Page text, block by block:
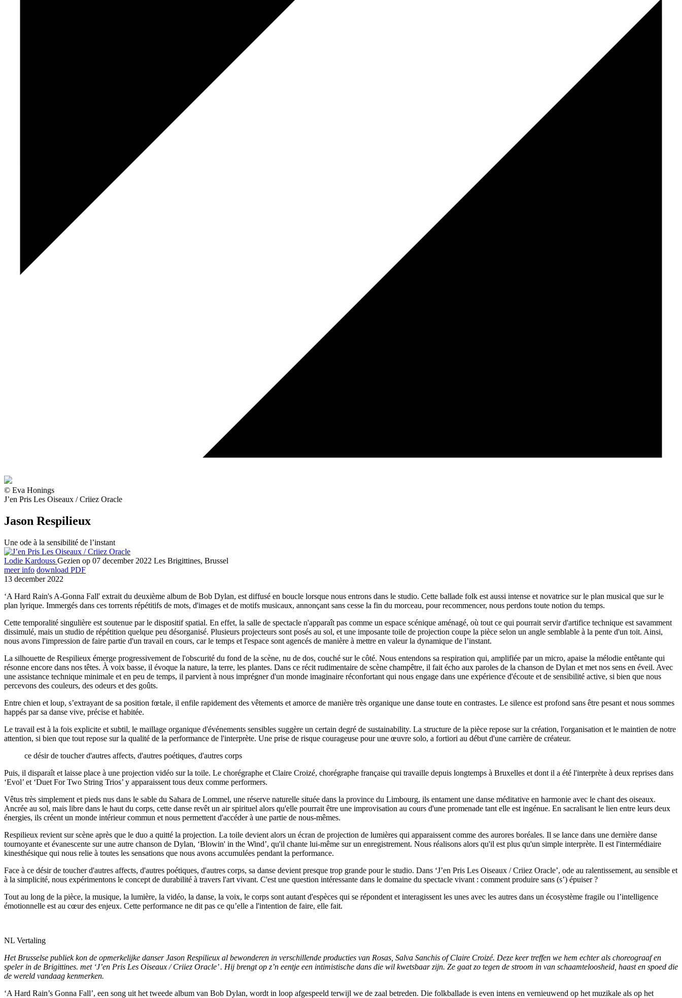
© Eva Honings
J’en Pris Les Oiseaux / Criiez Oracle
Jason Respilieux
Une ode à la sensibilité de l’instant
Lodie Kardouss Gezien op 07 december 2022 Les Brigittines, Brussel
meer info download PDF
13 december 2022
‘A Hard Rain's A-Gonna Fall' extrait du deuxième album de Bob Dylan, est diffusé en boucle lorsque nous entrons dans le studio. Cette ballade folk est aussi intense et novatrice sur le plan musical que sur le
plan lyrique. Immergés dans ces torrents répétitifs de mots, d'images et de motifs musicaux, annonçant sans cesse la fin du morceau, pour recommencer, nous perdons toute notion du temps.
Cette temporalité singulière est soutenue par le dispositif spatial. En effet, la salle de spectacle n'apparaît pas comme un espace scénique aménagé, où tout ce qui pourrait servir d'artifice technique est savamment
dissimulé, mais un studio de répétition quelque peu désorganisé. Plusieurs projecteurs sont posés au sol, et une imposante toile de projection coupe la pièce selon un angle semblable à la pente d'un toit. Ainsi,
nous avons l'impression de faire partie d'un travail en cours, car le temps et l'espace sont agencés de manière à mettre en valeur la dynamique de l’instant.
La silhouette de Respilieux émerge progressivement de l'obscurité du fond de la scène, nu de dos, couché sur le côté. Nous entendons sa respiration qui, amplifiée par un micro, apaise la mélodie entêtante qui
résonne encore dans nos têtes. À voix basse, il évoque la nature, la terre, les plantes. Dans ce récit rudimentaire de scène champêtre, il fait écho aux paroles de la chanson de Dylan et met nos sens en éveil. Avec
une assistance technique minimale et en peu de temps, il parvient à nous imprégner d'un monde imaginaire réconfortant qui nous engage dans une expérience d'écoute et de sensibilité active, si bien que nous
percevons des couleurs, des odeurs et des goûts.
Entre chien et loup, s’extrayant de sa position fœtale, il enfile rapidement des vêtements et amorce de manière très organique une danse toute en contrastes. Le silence est profond sans être pesant et nous sommes
happés par sa danse vive, précise et habitée.
Le travail est à la fois explicite et subtil, le maillage organique d'événements sensibles suggère un certain degré de sustainability. La structure de la pièce repose sur la création, l'organisation et le maintien de notre
attention, si bien que tout repose sur la qualité de la performance de l'interprète. Une prise de risque courageuse pour une œuvre solo, a fortiori au début d'une carrière de créateur.
ce désir de toucher d'autres affects, d'autres poétiques, d'autres corps
Puis, il disparaît et laisse place à une projection vidéo sur la toile. Le chorégraphe et Claire Croizé, chorégraphe française qui travaille depuis longtemps à Bruxelles et dont il a été l'interprète à deux reprises dans
‘Evol’ et ‘Duet For Two String Trios’ y apparaissent tous deux comme performers.
Vêtus très simplement et pieds nus dans le sable du Sahara de Lommel, une réserve naturelle située dans la province du Limbourg, ils entament une danse méditative en harmonie avec le chant des oiseaux.
Ancrée au sol, mais libre dans le haut du corps, cette danse revêt un air spirituel alors qu'elle pourrait être une improvisation au cours d'une promenade tant elle est ingénue. En sacralisant le lien entre leurs deux
énergies, ils créent un monde intérieur commun et nous permettent d'accéder à une partie de nous-mêmes.
Respilieux revient sur scène après que le duo a quitté la projection. La toile devient alors un écran de projection de lumières qui apparaissent comme des aurores boréales. Il se lance dans une dernière danse
tournoyante et évanescente sur une autre chanson de Dylan, ‘Blowin' in the Wind’, qu'il chante lui-même sur un enregistrement. Nous réalisons alors qu'il est plus qu'un simple interprète. Il est l'intermédiaire
kinesthésique qui nous relie à toutes les sensations que nous avons accumulées pendant la performance.
Face à ce désir de toucher d'autres affects, d'autres poétiques, d'autres corps, sa danse devient presque trop grande pour le studio. Dans ‘J’en Pris Les Oiseaux / Criiez Oracle’, ode au ralentissement, au sensible et
à la simplicité, nous expérimentons le concept de durabilité à travers l'art vivant. C'est une question intéressante dans le domaine du spectacle vivant : comment produire sans (s’) épuiser ?
Tout au long de la pièce, la musique, la lumière, la vidéo, la danse, la voix, le corps sont autant d'espèces qui se répondent et interagissent les unes avec les autres dans un écosystème fragile ou l’intelligence
émotionnelle est au cœur des enjeux. Cette performance ne dit pas ce qu’elle a l'intention de faire, elle fait.
NL Vertaling
Het Brusselse publiek kon de opmerkelijke danser Jason Respilieux al bewonderen in verschillende producties van Rosas, Salva Sanchis of Claire Croizé. Deze keer treffen we hem echter als choreograaf en
speler in de Brigittines. met ‘J’en Pris Les Oiseaux / Criiez Oracle’ . Hij brengt op z’n eentje een intimistische dans die wil kwetsbaar zijn. Ze gaat zo tegen de stroom in van schaamteloosheid, haast en spoed die
de wereld vandaag kenmerken.
‘A Hard Rain’s Gonna Fall’, een song uit het tweede album van Bob Dylan, wordt in loop afgespeeld terwijl we de zaal betreden. Die folkballade is even intens en vernieuwend op het muzikale als op het